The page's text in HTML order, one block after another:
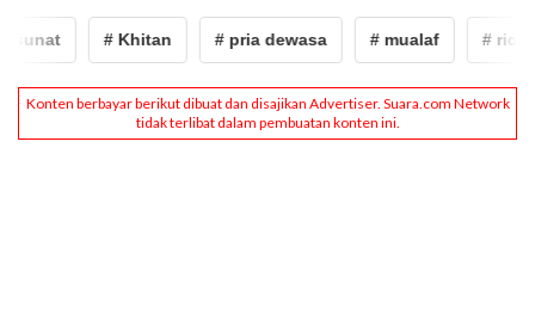
# Khitan # pria dewasa # mualaf #